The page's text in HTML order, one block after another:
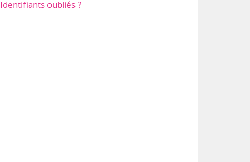
Identifiants oubliés ?